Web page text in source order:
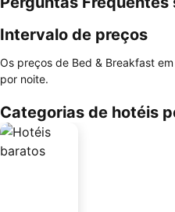
Intervalo de preços
Os preços de Bed & Breakfast
por noite.
Categorias de hotéis